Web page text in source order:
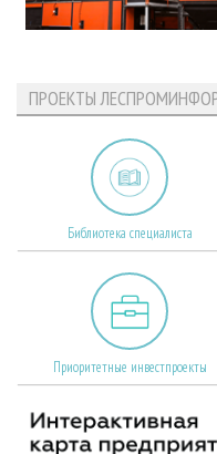
ПРОЕКТЫ
Библиотека специалиста
Приоритетные инвестпроекты